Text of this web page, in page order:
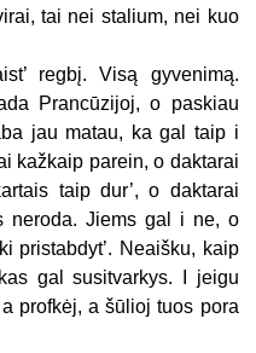
tai nei stalium, nei kuo
regbį. Visą gyvenimą.
Prancūzijoj, o paskiau
jau matau, ka gal taip i
kažkaip parein, o daktarai
taip dur’, o daktarai
neroda. Jiems gal i ne, o
pristabdyt’. Neaišku, kaip
gal susitvarkys. I jeigu
profkėj, a šūlioj tuos pora